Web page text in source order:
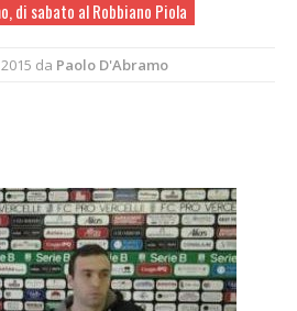
di sabato al Robbiano Piola
da Paolo D'Abramo